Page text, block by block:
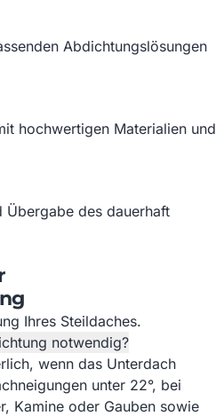
Abdichtungslösungen
hochwertigen Materialien und
Übergabe des dauerhaft
Ihres Steildaches.
notwendig?
wenn das Unterdach
unter 22°, bei
Kamine oder Gauben sowie